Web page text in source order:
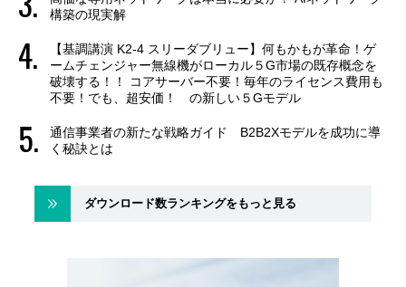
構築の現実解
【基調講演 K2-4 スリーダブリュー】何もかもが革命！ゲ
ームチェンジャー無線機がローカル５G市場の既存概念を
破壊する！！ コアサーバー不要！毎年のライセンス費用も
不要！でも、超安価！ の新しい５Gモデル
通信事業者の新たな戦略ガイド B2B2Xモデルを成功に導
く秘訣とは
ダウンロード数ランキングをもっと見る